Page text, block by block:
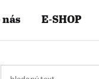
E-SHOP